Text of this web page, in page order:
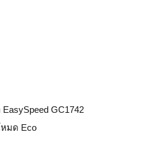
GC1742
มด Eco